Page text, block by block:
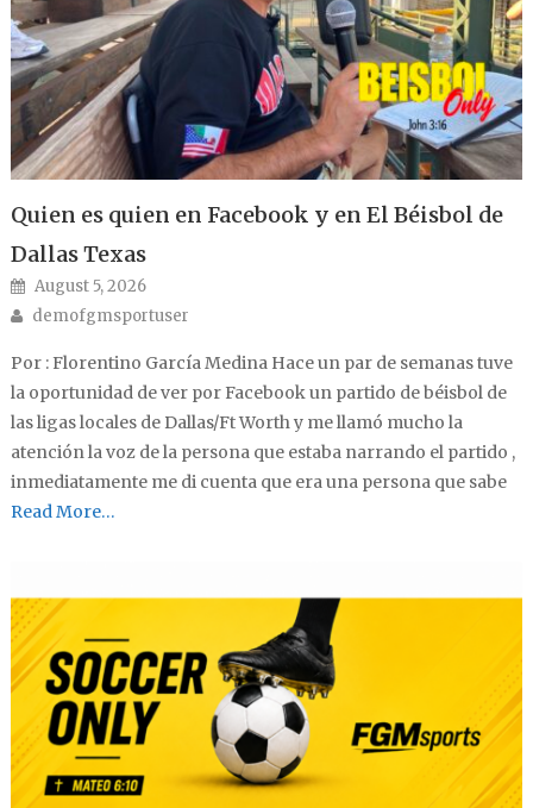
Quien es quien en Facebook y en El Béisbol de
Dallas Texas
Posted on
August 5, 2026
Author
demofgmsportuser
Por : Florentino García Medina Hace un par de semanas tuve
la oportunidad de ver por Facebook un partido de béisbol de
las ligas locales de Dallas/Ft Worth y me llamó mucho la
atención la voz de la persona que estaba narrando el partido ,
inmediatamente me di cuenta que era una persona que sabe
Read More…